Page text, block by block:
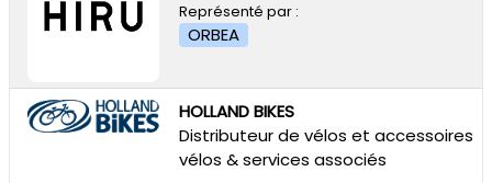
Représenté par :
ORBEA
HOLLAND BIKES
Distributeur de vélos et accessoires
vélos & services associés